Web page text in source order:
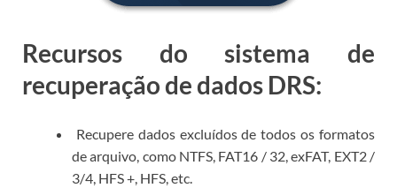
Recursos do sistema de
recuperação de dados DRS:
Recupere dados excluídos de todos os formatos
de arquivo, como NTFS, FAT16 / 32, exFAT, EXT2 /
3/4, HFS +, HFS, etc.